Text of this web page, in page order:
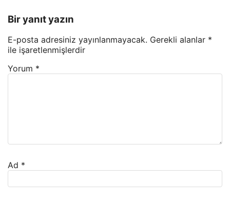
Bir yanıt yazın
E-posta adresiniz yayınlanmayacak. Gerekli alanlar *
ile işaretlenmişlerdir
Yorum *
Ad *